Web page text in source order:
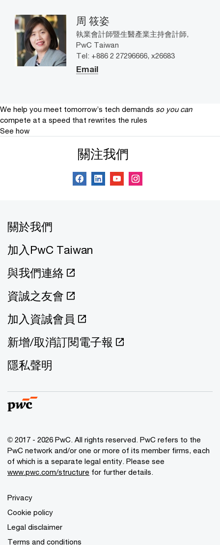
周 筱姿
執業會計師暨生醫產業主持會計師,
PwC Taiwan
Tel: +886 2 27296666, x26683
Email
We help you meet tomorrow’s tech demands so you can
compete at a speed that rewrites the rules
See how
關注我們
關於我們
加入PwC Taiwan
與我們連絡
資誠之友會
加入資誠會員
新增/取消訂閱電子報
隱私聲明
© 2017 - 2026 PwC. All rights reserved. PwC refers to the
PwC network and/or one or more of its member firms, each
of which is a separate legal entity. Please see
www.pwc.com/structure for further details.
Privacy
Cookie policy
Legal disclaimer
Terms and conditions